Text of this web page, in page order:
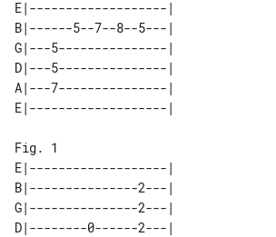
E|-------------------|
B|------5--7--8--5---|
G|---5---------------|
D|---5---------------|
A|---7---------------|
Fig. 1
E|-------------------|
B|---------------2---|
G|---------------2---|
D|--------0------2---|